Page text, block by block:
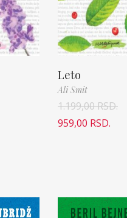
Leto
Ali Smit
1.199,00RSD.
959,00 RSD.